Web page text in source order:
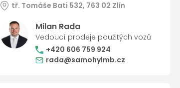
tř. Tomáše Bati 532, 763 02 Zlín
Milan Rada
Vedoucí prodeje použitých vozů
+420 606 759 924
rada@samohylmb.cz